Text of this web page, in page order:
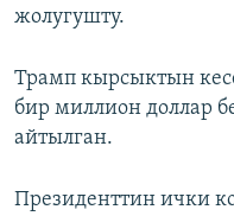
жолугушту.
Трамп кырсыктын
бир миллион доллар
айтылган.
Президенттин ички